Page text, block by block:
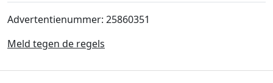
Advertentienummer: 25860351
Meld tegen de regels